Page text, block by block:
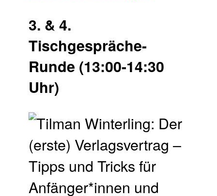
3. & 4.
Tischgespräche-
Runde (13:00-14:30
Uhr)